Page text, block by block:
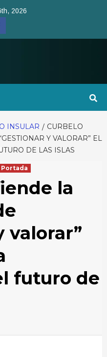
2026
INSULAR
CURBELO
Y VALORAR” EL
DE LAS ISLAS
Portada
la
valorar”
futuro de